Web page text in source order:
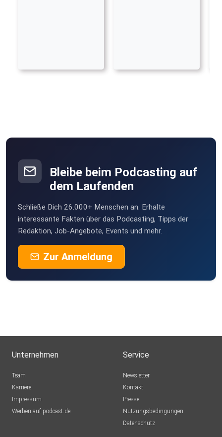
Bleibe beim Podcasting auf
dem Laufenden
Schließe Dich 26.000+ Menschen an. Erhalte
interessante Fakten über das Podcasting, Tipps der
Redaktion, Job-Angebote, Events und mehr.
Zur Anmeldung
Unternehmen
Team
Karriere
Impressum
Werben auf podcast.de
Service
Newsletter
Kontakt
Presse
Nutzungsbedingungen
Datenschutz